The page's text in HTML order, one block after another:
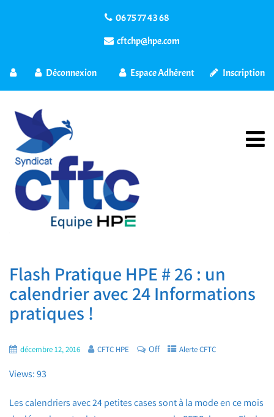
06 75 77 43 68
cftchp@hpe.com
Déconnexion Espace Adhérent Inscription
Flash Pratique HPE # 26 : un
calendrier avec 24 Informations
pratiques !
décembre 12, 2016 CFTC HPE Off Alerte CFTC
Views: 93
Les calendriers avec 24 petites cases sont à la mode en ce mois